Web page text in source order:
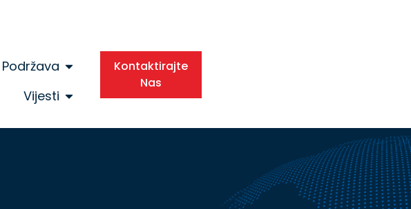
Podržava
Vijesti
Kontaktirajte
Nas